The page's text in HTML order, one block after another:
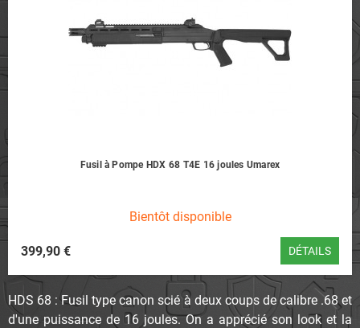
Fusil à Pompe HDX 68 T4E 16 joules Umarex
Bientôt disponible
399,90 € DÉTAILS
HDS 68 : Fusil type canon scié à deux coups de calibre .68 et
d'une puissance de 16 joules. On a apprécié son look et la